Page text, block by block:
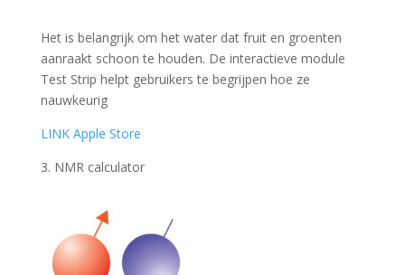
Het is belangrijk om het water dat fruit en groenten
aanraakt schoon te houden. De interactieve module
Test Strip helpt gebruikers te begrijpen hoe ze
nauwkeurig
LINK Apple Store
3. NMR calculator